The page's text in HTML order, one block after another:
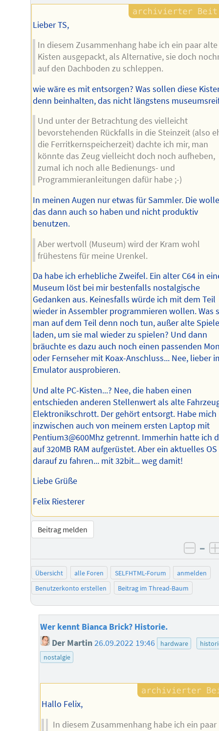
Lieber TS,
In diesem Zusammenhang habe ich ein paar alte
Kisten ausgepackt, als Alternative, sie doch
auf den Dachboden zu schleppen.
wie wäre es mit entsorgen? Was sollen diese
denn beinhalten, das nicht längstens
Und unter der Betrachtung des vielleicht
bevorstehenden Rückfalls in die Steinzeit (also
die Ferritkernspeicherzeit) dachte ich mir, man
könnte das Zeug vielleicht doch noch aufheben,
zumal ich noch alle Bedienungs- und
Programmieranleitungen dafür habe ;-)
In meinen Augen nur etwas für Sammler. Die
das dann auch so haben und nicht produktiv
benutzen.
Aber wertvoll (Museum) wird der Kram wohl
frühestens für meine Urenkel.
Da habe ich erhebliche Zweifel. Ein alter C64 in
Museum löst bei mir bestenfalls nostalgische
Gedanken aus. Keinesfalls würde ich mit dem Teil
wieder in Assembler programmieren wollen. Was
man auf dem Teil denn noch tun, außer alte
laden, um sie mal wieder zu spielen? Und dann
bräuchte es dazu auch noch einen passenden
oder Fernseher mit Koax-Anschluss... Nee, lieber
Emulator ausprobieren.
Und alte PC-Kisten...? Nee, die haben einen
entschieden anderen Stellenwert als alte
Elektronikschrott. Der gehört entsorgt. Habe mich
inzwischen auch von meinem ersten Laptop mit
Pentium3@600Mhz getrennt. Immerhin hatte ich
auf 320MB RAM aufgerüstet. Aber ein aktuelles OS
darauf zu fahren... mit 32bit... weg damit!
Liebe Grüße
Felix Riesterer
Beitrag melden
–
Übersicht alle Foren SELFHTML-Forum
anmelden
Benutzerkonto erstellen
Beitrag im Thread-Baum
Wer kennt Bianca Brick? Historie.
Der Martin26.09.2022 19:46 hardware
nostalgie
Hallo Felix,
In diesem Zusammenhang habe ich ein paar